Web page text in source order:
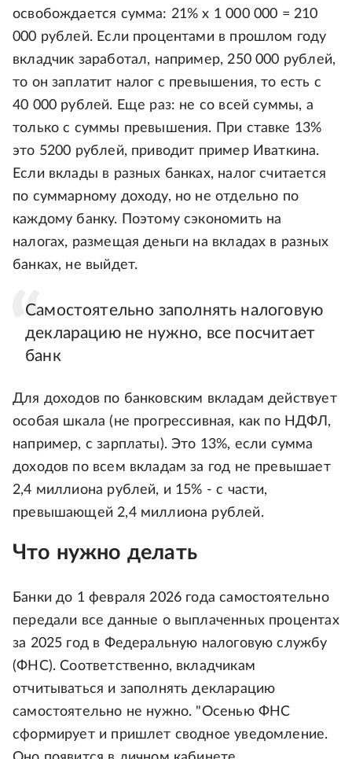
освобождается сумма: 21% х 1 000 000 = 210
000 рублей. Если процентами в прошлом году
вкладчик заработал, например, 250 000 рублей,
то он заплатит налог с превышения, то есть с
40 000 рублей. Еще раз: не со всей суммы, а
только с суммы превышения. При ставке 13%
это 5200 рублей, приводит пример Иваткина.
Если вклады в разных банках, налог считается
по суммарному доходу, но не отдельно по
каждому банку. Поэтому сэкономить на
налогах, размещая деньги на вкладах в разных
банках, не выйдет.
Самостоятельно заполнять налоговую
декларацию не нужно, все посчитает
банк
Для доходов по банковским вкладам действует
особая шкала (не прогрессивная, как по НДФЛ,
например, с зарплаты). Это 13%, если сумма
доходов по всем вкладам за год не превышает
2,4 миллиона рублей, и 15% - с части,
превышающей 2,4 миллиона рублей.
Что нужно делать
Банки до 1 февраля 2026 года самостоятельно
передали все данные о выплаченных процентах
за 2025 год в Федеральную налоговую службу
(ФНС). Соответственно, вкладчикам
отчитываться и заполнять декларацию
самостоятельно не нужно. "Осенью ФНС
сформирует и пришлет сводное уведомление.